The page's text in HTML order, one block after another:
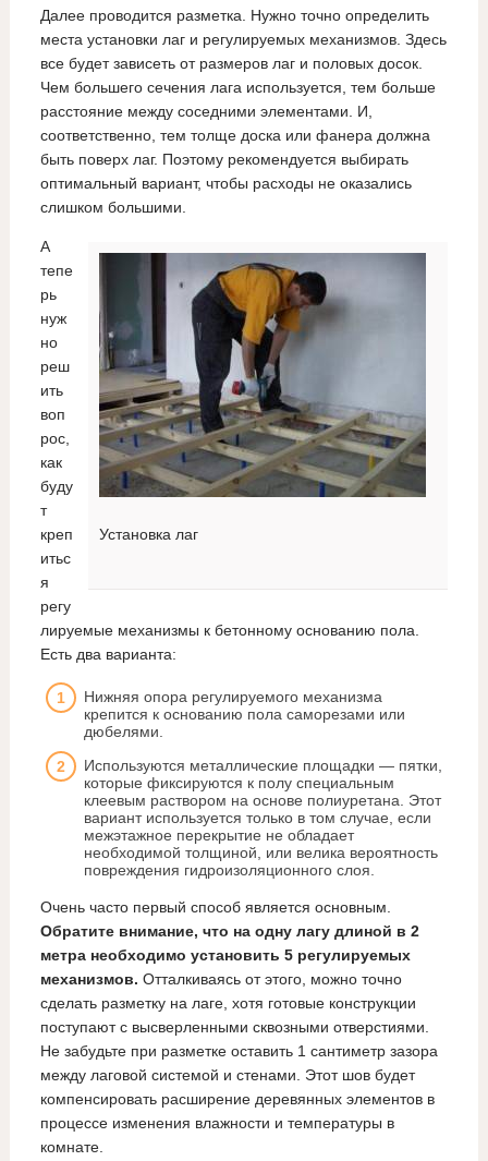
Далее проводится разметка. Нужно точно определить
места установки лаг и регулируемых механизмов. Здесь
все будет зависеть от размеров лаг и половых досок.
Чем большего сечения лага используется, тем больше
расстояние между соседними элементами. И,
соответственно, тем толще доска или фанера должна
быть поверх лаг. Поэтому рекомендуется выбирать
оптимальный вариант, чтобы расходы не оказались
слишком большими.
Установка лаг
А
тепе
рь
нуж
но
реш
ить
воп
рос,
как
буду
т
креп
итьс
я
регу
лируемые механизмы к бетонному основанию пола.
Есть два варианта:
Нижняя опора регулируемого механизма
крепится к основанию пола саморезами или
дюбелями.
Используются металлические площадки — пятки,
которые фиксируются к полу специальным
клеевым раствором на основе полиуретана. Этот
вариант используется только в том случае, если
межэтажное перекрытие не обладает
необходимой толщиной, или велика вероятность
повреждения гидроизоляционного слоя.
Очень часто первый способ является основным.
Обратите внимание, что на одну лагу длиной в 2
метра необходимо установить 5 регулируемых
механизмов. Отталкиваясь от этого, можно точно
сделать разметку на лаге, хотя готовые конструкции
поступают с высверленными сквозными отверстиями.
Не забудьте при разметке оставить 1 сантиметр зазора
между лаговой системой и стенами. Этот шов будет
компенсировать расширение деревянных элементов в
процессе изменения влажности и температуры в
комнате.